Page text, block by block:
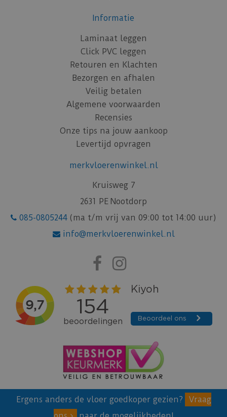
Informatie
Laminaat leggen
Click PVC leggen
Retouren en Klachten
Bezorgen en afhalen
Veilig betalen
Algemene voorwaarden
Recensies
Onze tips na jouw aankoop
Levertijd opvragen
merkvloerenwinkel.nl
Kruisweg 7
2631 PE Nootdorp
085-0805244 (ma t/m vrij van 09:00 tot 14:00 uur)
info@merkvloerenwinkel.nl
Ergens anders de vloer goedkoper gezien?
Vraag